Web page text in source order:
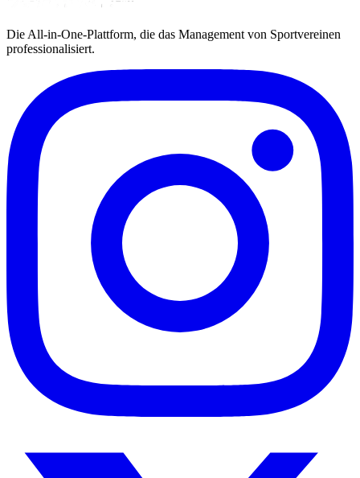
Die All-in-One-Plattform, die das Management von Sportvereinen
professionalisiert.